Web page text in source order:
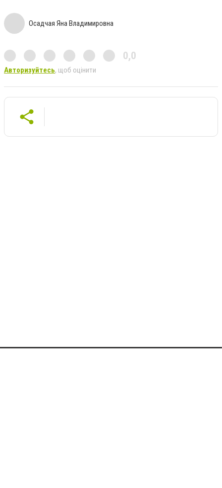
Осадчая Яна Владимировна
0,0
Авторизуйтесь, щоб оцінити